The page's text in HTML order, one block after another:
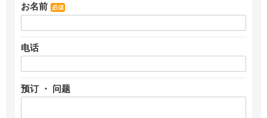
お名前 必須
电话
预订 ・ 问题